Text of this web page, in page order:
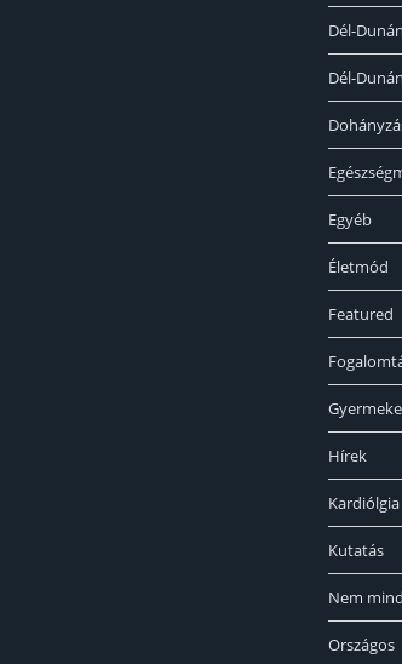
Dél-
Dél-
Egyéb
Életmód
Featured
Hírek
Kardiólgia
Kutatás
Nem
Országos